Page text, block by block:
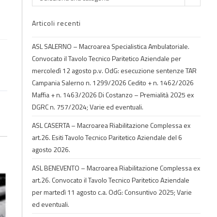
Articoli recenti
ASL SALERNO – Macroarea Specialistica Ambulatoriale.
Convocato il Tavolo Tecnico Paritetico Aziendale per
mercoledì 12 agosto p.v. OdG: esecuzione sentenze TAR
Campania Salerno n. 1299/2026 Cedito + n. 1462/2026
Maffia + n. 1463/2026 Di Costanzo – Premialità 2025 ex
DGRC n. 757/2024; Varie ed eventuali.
ASL CASERTA – Macroarea Riabilitazione Complessa ex
art.26. Esiti Tavolo Tecnico Paritetico Aziendale del 6
agosto 2026.
ASL BENEVENTO – Macroarea Riabilitazione Complessa ex
art.26. Convocato il Tavolo Tecnico Paritetico Aziendale
per martedì 11 agosto c.a. OdG: Consuntivo 2025; Varie
ed eventuali.